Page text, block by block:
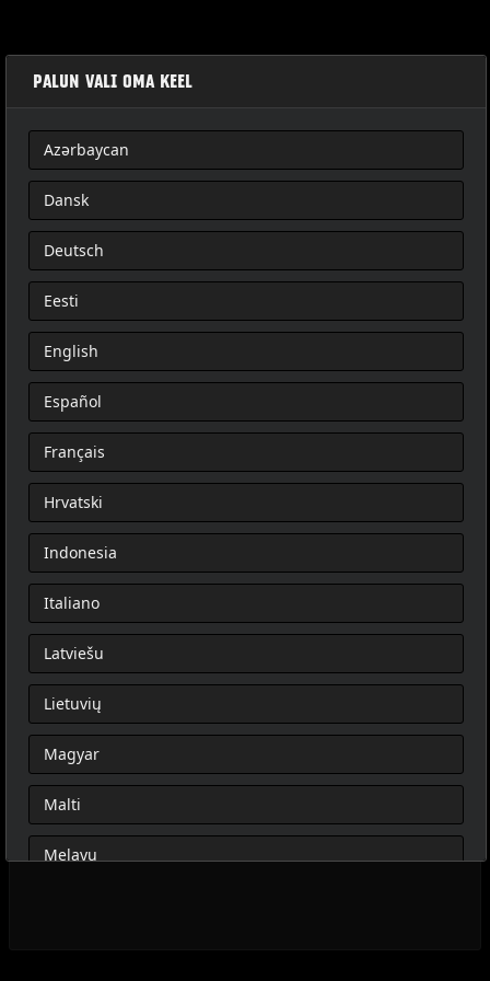
ABNEHMBARER TOUR- PAK-KABELBAUMSATZ
PALUN VALI OMA KEEL
Azərbaycan
Dansk
Deutsch
Eesti
English
Español
Français
Hrvatski
Indonesia
Italiano
Latviešu
Lietuvių
Magyar
Malti
Melayu